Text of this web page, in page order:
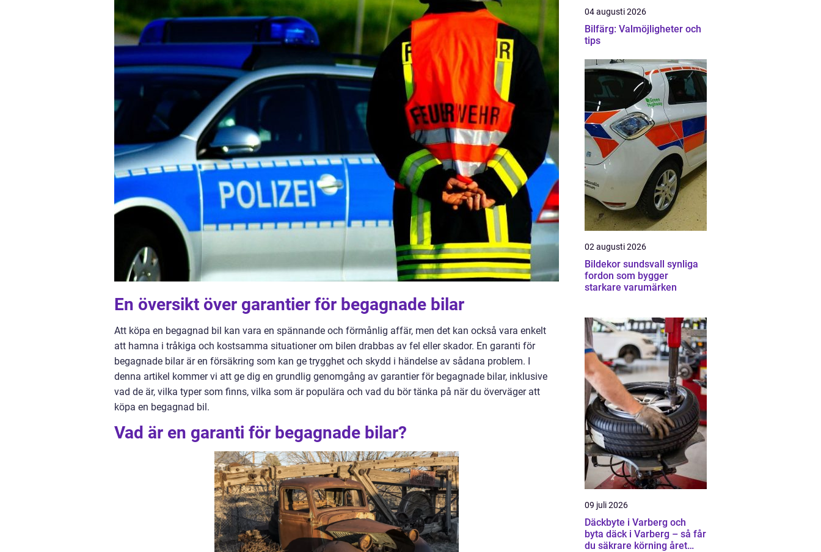
En översikt över garantier för begagnade bilar
Att köpa en begagnad bil kan vara en spännande och förmånlig affär, men det kan också vara enkelt
att hamna i tråkiga och kostsamma situationer om bilen drabbas av fel eller skador. En garanti för
begagnade bilar är en försäkring som kan ge trygghet och skydd i händelse av sådana problem. I
denna artikel kommer vi att ge dig en grundlig genomgång av garantier för begagnade bilar, inklusive
vad de är, vilka typer som finns, vilka som är populära och vad du bör tänka på när du överväger att
köpa en begagnad bil.
Vad är en garanti för begagnade bilar?
04 augusti 2026
Bilfärg: Valmöjligheter och
tips
02 augusti 2026
Bildekor sundsvall synliga
fordon som bygger
starkare varumärken
09 juli 2026
Däckbyte i Varberg och
byta däck i Varberg – så får
du säkrare körning året